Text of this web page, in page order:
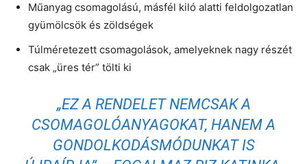
Műanyag csomagolású, másfél kiló alatti feldolgozatlan
gyümölcsök és zöldségek
Túlméretezett csomagolások, amelyeknek nagy részét
csak „üres tér” tölti ki
„EZ A RENDELET NEMCSAK A
CSOMAGOLÓANYAGOKAT, HANEM A
GONDOLKODÁSMÓDUNKAT IS